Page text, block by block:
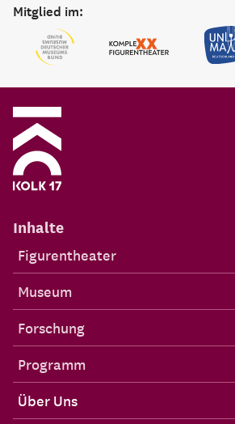
Mitglied im:
Inhalte
Figurentheater
Museum
Forschung
Programm
Über Uns